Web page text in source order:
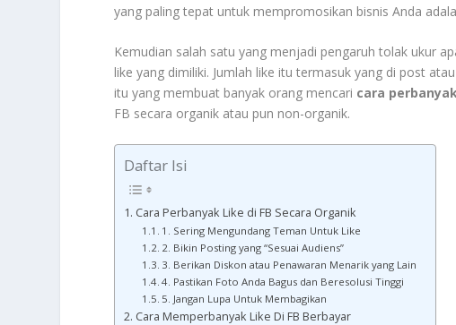
yang paling tepat untuk mempromosikan bisnis Anda
Kemudian salah satu yang menjadi pengaruh tolak ukur
like yang dimiliki. Jumlah like itu termasuk yang di post
itu yang membuat banyak orang mencari cara
FB secara organik atau pun non-organik.
Daftar Isi
Cara Perbanyak Like di FB Secara Organik
1. Sering Mengundang Teman Untuk Like
2. Bikin Posting yang “Sesuai Audiens”
3. Berikan Diskon atau Penawaran Menarik yang Lain
4. Pastikan Foto Anda Bagus dan Beresolusi Tinggi
5. Jangan Lupa Untuk Membagikan
Cara Memperbanyak Like Di FB Berbayar